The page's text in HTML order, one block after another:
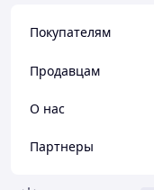
Покупателям
Продавцам
О нас
Партнеры